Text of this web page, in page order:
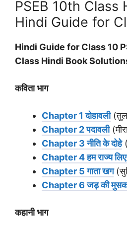
PSEB 10th Class
Hindi Guide for
Hindi Guide for Class 10
Class Hindi Book
कविता भाग
Chapter 1 दोहावली
Chapter 2 पदावली
Chapter 3 नीति के दोहे
Chapter 4 हम राज्य
Chapter 5 गाता खग
Chapter 6 जड़ की
कहानी भाग